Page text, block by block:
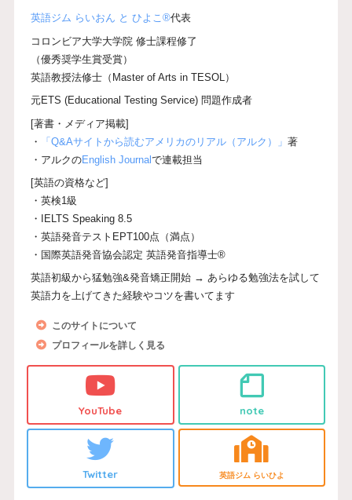
英語ジム らいおん と ひよこ®代表
コロンビア大学大学院 修士課程修了
（優秀奨学生賞受賞）
英語教授法修士（Master of Arts in TESOL）
元ETS (Educational Testing Service) 問題作成者
[著書・メディア掲載]
・
「Q&Aサイトから読むアメリカのリアル（アルク）」著
・アルクのEnglish Journalで連載担当
[英語の資格など]
・英検1級
・IELTS Speaking 8.5
・英語発音テストEPT100点（満点）
・国際英語発音協会認定 英語発音指導士®
英語初級から猛勉強&発音矯正開始 → あらゆる勉強法を試して
英語力を上げてきた経験やコツを書いてます
このサイトについて
プロフィールを詳しく見る
YouTube note
Twitter 英語ジム らいひよ